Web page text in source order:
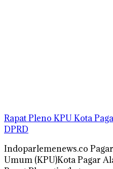
Rapat Pleno KPU Kota
DPRD
Indoparlemenews.co
Umum (KPU)Kota Pagar